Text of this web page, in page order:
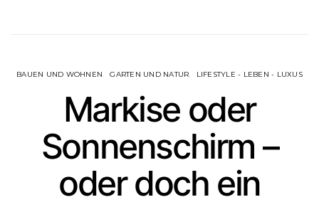
BAUEN UND WOHNEN GARTEN UND NATUR LIFESTYLE - LEBEN - LUXUS
Markise oder
Sonnenschirm –
oder doch ein